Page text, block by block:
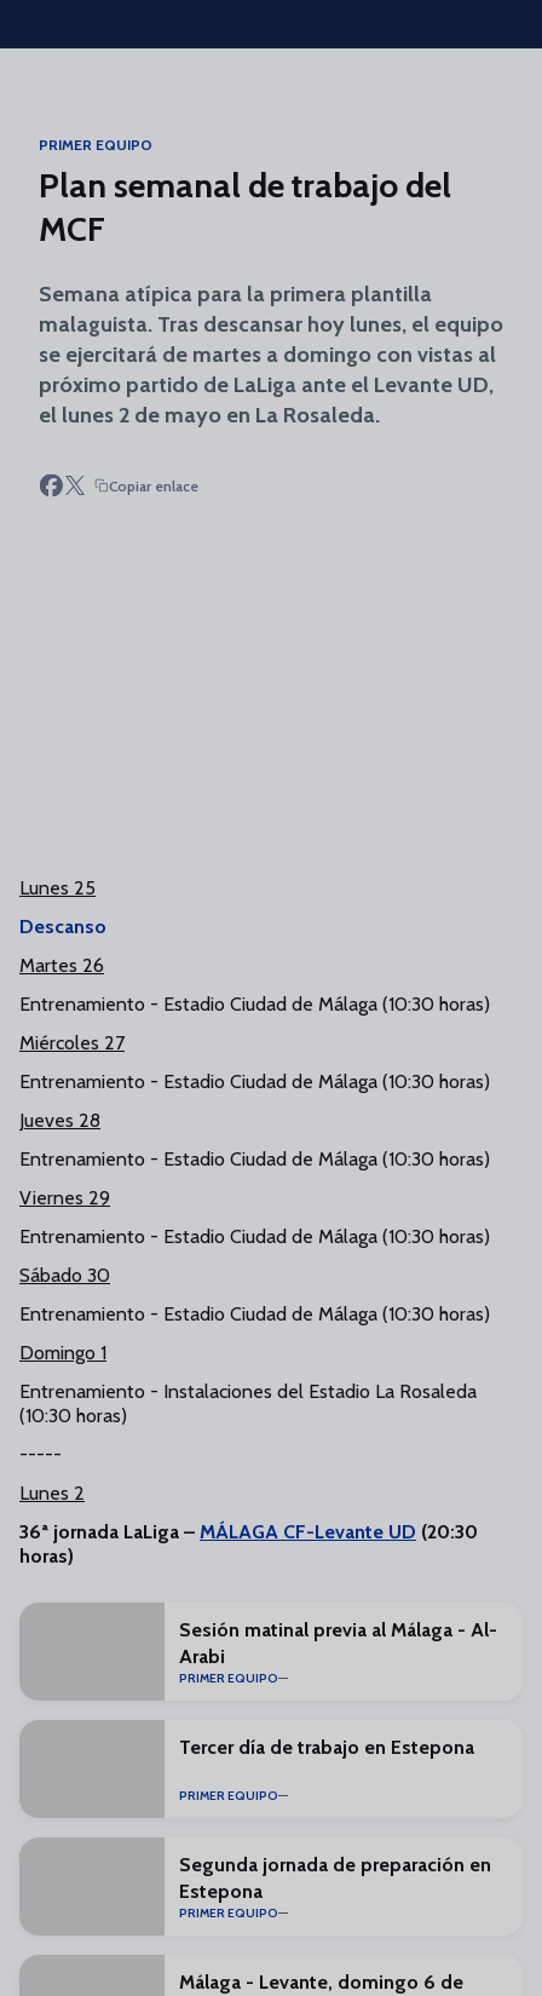
Skip to main content
PRIMER EQUIPO
Plan semanal de trabajo del
MCF
Semana atípica para la primera plantilla
malaguista. Tras descansar hoy lunes, el equipo
se ejercitará de martes a domingo con vistas al
próximo partido de LaLiga ante el Levante UD,
el lunes 2 de mayo en La Rosaleda.
Copiar enlace
Lunes 25
Descanso
Martes 26
Entrenamiento - Estadio Ciudad de Málaga (10:30 horas)
Miércoles 27
Entrenamiento - Estadio Ciudad de Málaga (10:30 horas)
Jueves 28
Entrenamiento - Estadio Ciudad de Málaga (10:30 horas)
Viernes 29
Entrenamiento - Estadio Ciudad de Málaga (10:30 horas)
Sábado 30
Entrenamiento - Estadio Ciudad de Málaga (10:30 horas)
Domingo 1
Entrenamiento - Instalaciones del Estadio La Rosaleda
(10:30 horas)
-----
Lunes 2
36ª jornada LaLiga – MÁLAGA CF-Levante UD (20:30
horas)
Sesión matinal previa al Málaga - Al-
Arabi
PRIMER EQUIPO
Tercer día de trabajo en Estepona
PRIMER EQUIPO
Segunda jornada de preparación en
Estepona
PRIMER EQUIPO
Málaga - Levante, domingo 6 de